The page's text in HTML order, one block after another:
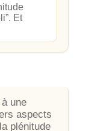
Et
une
aspects
plénitude